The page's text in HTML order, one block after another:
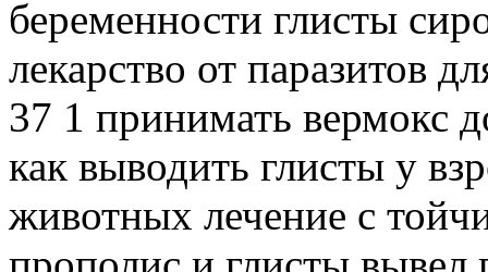
беременности глисты
лекарство от паразитов
37 1 принимать вермокс
как выводить глисты у
животных лечение с